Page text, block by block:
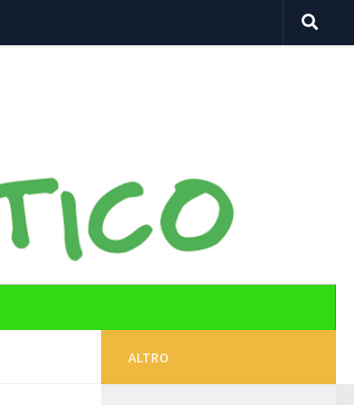
ALTRO